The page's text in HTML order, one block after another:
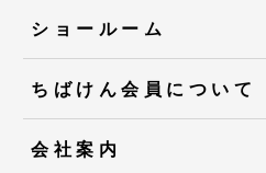
ショールーム
ちばけん会員について
会社案内